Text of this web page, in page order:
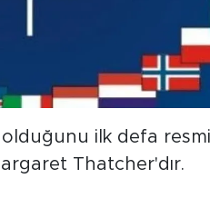
olduğunu ilk defa
Thatcher'dır.